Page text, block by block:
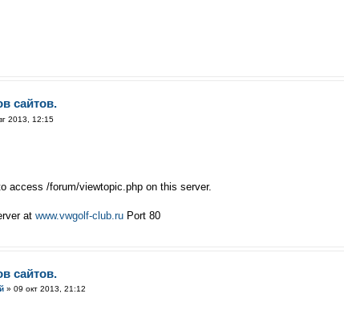
сайтов.
2013, 12:15
access /forum/viewtopic.php on this server.
at www.vwgolf-club.ruPort 80
сайтов.
» 09 окт 2013, 21:12